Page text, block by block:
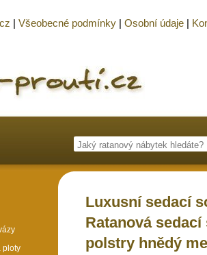
Luxusní sedací
Ratanová
polstry hnědý
ploty
| Všeobecné podmínky | Osobní údaje |